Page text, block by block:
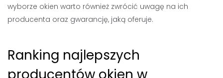
wyborze okien warto również zwrócić uwagę na ich
producenta oraz gwarancję, jaką oferuje.
Ranking najlepszych